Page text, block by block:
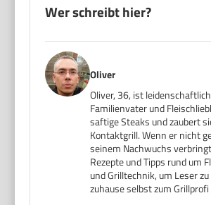
Wer schreibt hier?
Oliver
Oliver, 36, ist
Familienvater und
saftige Steaks und zaubert
Kontaktgrill. Wenn er nicht
seinem Nachwuchs
Rezepte und Tipps rund um
und Grilltechnik, um Leser
zuhause selbst zum